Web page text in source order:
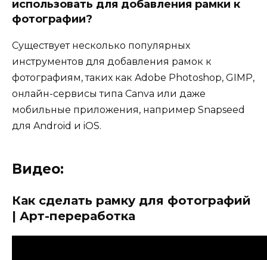
использовать для добавления рамки к
фотографии?
Существует несколько популярных
инструментов для добавления рамок к
фотографиям, таких как Adobe Photoshop, GIMP,
онлайн-сервисы типа Canva или даже
мобильные приложения, например Snapseed
для Android и iOS.
Видео:
Как сделать рамку для фотографий
| Арт-переработка